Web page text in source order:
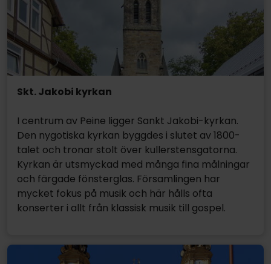
Skt. Jakobi kyrkan
I centrum av Peine ligger Sankt Jakobi-kyrkan.
Den nygotiska kyrkan byggdes i slutet av 1800-
talet och tronar stolt över kullerstensgatorna.
Kyrkan är utsmyckad med många fina målningar
och färgade fönsterglas. Församlingen har
mycket fokus på musik och här hålls ofta
konserter i allt från klassisk musik till gospel.